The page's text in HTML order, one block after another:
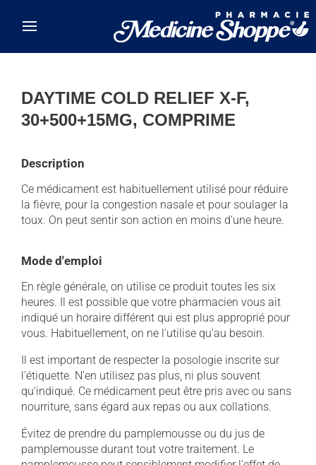
DAYTIME COLD RELIEF X-F,
30+500+15MG, COMPRIME
Description
Ce médicament est habituellement utilisé pour réduire
la fièvre, pour la congestion nasale et pour soulager la
toux. On peut sentir son action en moins d'une heure.
Mode d'emploi
En règle générale, on utilise ce produit toutes les six
heures. Il est possible que votre pharmacien vous ait
indiqué un horaire différent qui est plus approprié pour
vous. Habituellement, on ne l'utilise qu'au besoin.
Il est important de respecter la posologie inscrite sur
l'étiquette. N'en utilisez pas plus, ni plus souvent
qu'indiqué. Ce médicament peut être pris avec ou sans
nourriture, sans égard aux repas ou aux collations.
Évitez de prendre du pamplemousse ou du jus de
pamplemousse durant tout votre traitement. Le